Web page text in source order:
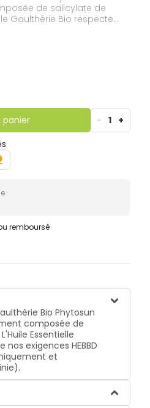
de salicylate de
Essentielle
Définie).
panier - 1 +
remboursé
Bio Phytosun
composée de
Essentielle
exigences HEBBD
et